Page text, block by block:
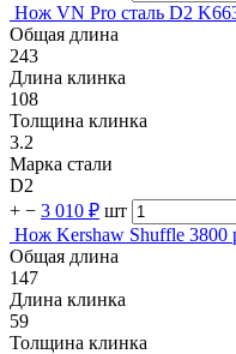
Нож VN Pro сталь D2
Общая длина
243
Длина клинка
108
Толщина клинка
3.2
Марка стали
D2
+ − 3 010 ₽ шт
Нож Kershaw Shuffle 3800
Общая длина
147
Длина клинка
59
Толщина клинка